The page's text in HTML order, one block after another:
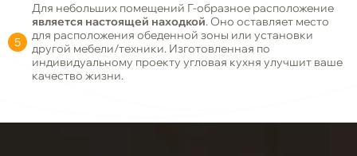
Для небольших помещений Г-образное расположение
является настоящей находкой. Оно оставляет место
для расположения обеденной зоны или установки
другой мебели/техники. Изготовленная по
индивидуальному проекту угловая кухня улучшит ваше
качество жизни.